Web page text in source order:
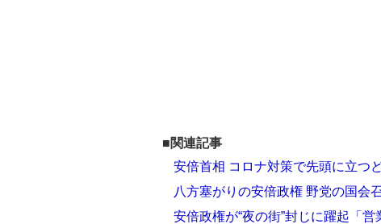
■関連記事
安倍首相 コロナ対策で先頭に立つ
八方塞がりの安倍政権 野党の国会
安倍政権が“夜の街”封じに躍起「